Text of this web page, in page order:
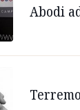
Abodi